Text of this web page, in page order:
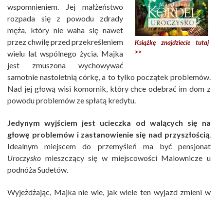
Książkę znajdziecie tutaj
>>
wspomnieniem. Jej małżeństwo
rozpada się z powodu zdrady
męża, który nie waha się nawet
przez chwilę przed przekreśleniem
wielu lat wspólnego życia. Majka
jest zmuszona wychowywać
samotnie nastoletnią córkę, a to tylko początek problemów.
Nad jej głową wisi komornik, który chce odebrać im dom z
powodu problemów ze spłatą kredytu.
Jedynym wyjściem jest ucieczka od walących się na
głowę problemów i zastanowienie się nad przyszłością.
Idealnym miejscem do przemyśleń ma być pensjonat
Uroczysko mieszczący się w miejscowości Malownicze u
podnóża Sudetów.
Wyjeżdżając, Majka nie wie, jak wiele ten wyjazd zmieni w